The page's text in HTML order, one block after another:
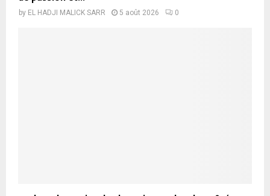
by EL HADJI MALICK SARR 5 août 2026 0